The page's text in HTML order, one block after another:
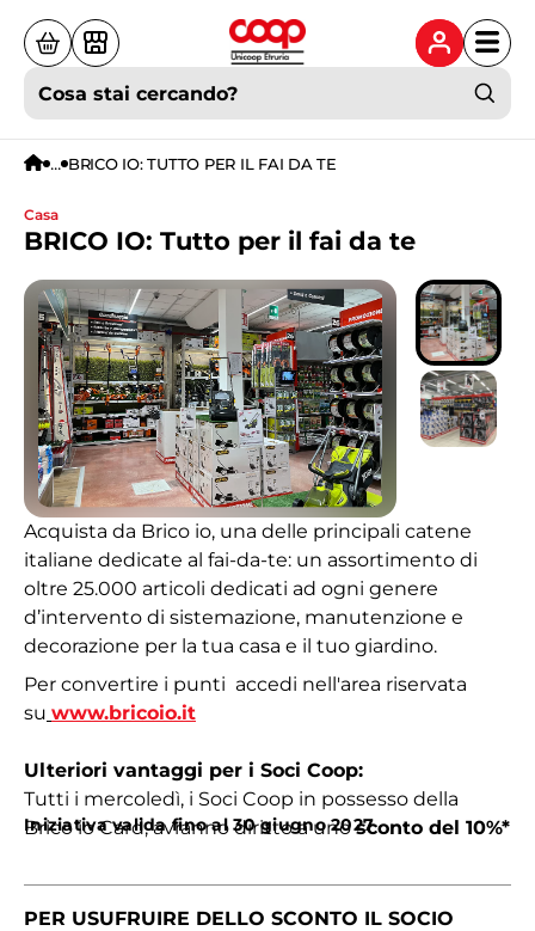
Cosa stai cercando?
... BRICO IO: TUTTO PER IL FAI DA TE
casa
BRICO IO: Tutto per il fai da te
Acquista da Brico io, una delle principali catene
italiane dedicate al fai-da-te: un assortimento di
oltre 25.000 articoli dedicati ad ogni genere
d’intervento di sistemazione, manutenzione e
decorazione per la tua casa e il tuo giardino.
Per convertire i punti accedi nell'area riservata
su www.bricoio.it
Ulteriori vantaggi per i Soci Coop:
Tutti i mercoledì, i Soci Coop in possesso della
Brico io Card, avranno diritto a unosconto del 10%*
Iniziativa valida fino al 30 giugno 2027
PER USUFRUIRE DELLO SCONTO IL SOCIO